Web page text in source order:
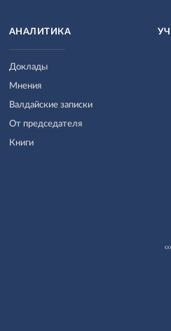
АНАЛИТИКА
Доклады
Мнения
Валдайские записки
От председателя
Книги